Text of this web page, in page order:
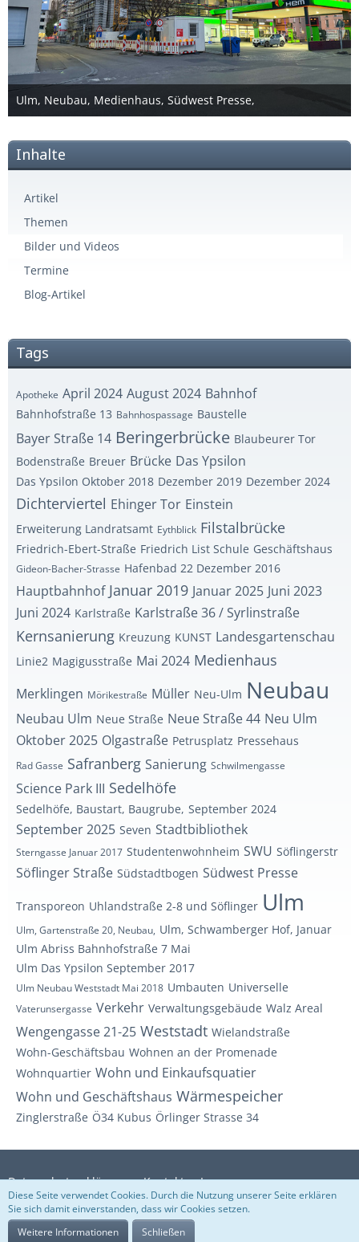
Ulm, Neubau, Medienhaus, Südwest Presse,
19. Juni 2025
Inhalte
Artikel
Themen
Bilder und Videos
Termine
Blog-Artikel
Tags
Apotheke April 2024 August 2024 Bahnhof
Bahnhofstraße 13 Bahnhospassage Baustelle
Bayer Straße 14 Beringerbrücke Blaubeurer Tor
Bodenstraße Breuer Brücke Das Ypsilon
Das Ypsilon Oktober 2018 Dezember 2019 Dezember 2024
Dichterviertel Ehinger Tor Einstein
Erweiterung Landratsamt Eythblick Filstalbrücke
Friedrich-Ebert-Straße Friedrich List Schule Geschäftshaus
Gideon-Bacher-Strasse Hafenbad 22 Dezember 2016
Hauptbahnhof Januar 2019 Januar 2025 Juni 2023
Juni 2024 Karlstraße Karlstraße 36 / Syrlinstraße
Kernsanierung Kreuzung KUNST Landesgartenschau
Linie2 Magigusstraße Mai 2024 Medienhaus
Merklingen Mörikestraße Müller Neu-Ulm Neubau
Neubau Ulm Neue Straße Neue Straße 44 Neu Ulm
Oktober 2025 Olgastraße Petrusplatz Pressehaus
Rad Gasse Safranberg Sanierung Schwilmengasse
Science Park III Sedelhöfe
Sedelhöfe, Baustart, Baugrube, September 2024
September 2025 Seven Stadtbibliothek
Sterngasse Januar 2017 Studentenwohnheim SWU Söflingerstr
Söflinger Straße Südstadtbogen Südwest Presse
Transporeon Uhlandstraße 2-8 und Söflinger Ulm
Ulm, Gartenstraße 20, Neubau, Ulm, Schwamberger Hof, Januar
Ulm Abriss Bahnhofstraße 7 Mai
Ulm Das Ypsilon September 2017
Ulm Neubau Weststadt Mai 2018 Umbauten Universelle
Vaterunsergasse Verkehr Verwaltungsgebäude Walz Areal
Wengengasse 21-25 Weststadt Wielandstraße
Wohn-Geschäftsbau Wohnen an der Promenade
Wohnquartier Wohn und Einkaufsquatier
Wohn und Geschäftshaus Wärmespeicher
Zinglerstraße Ö34 Kubus Örlinger Strasse 34
Datenschutzerklärung Kontakt Impressum
Diese Seite verwendet Cookies. Durch die Nutzung unserer Seite erklären
Sie sich damit einverstanden, dass wir Cookies setzen.
Weitere Informationen
Schließen